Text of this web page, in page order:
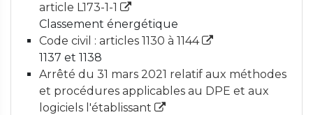
article L173-1-1
Classement énergétique
Code civil : articles 1130 à 1144
1137 et 1138
Arrêté du 31 mars 2021 relatif aux méthodes
et procédures applicables au DPE et aux
logiciels l'établissant